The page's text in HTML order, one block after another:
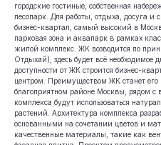
городские гостиные, собственная
лесопарк. Для работы, отдыха, досуга и
бизнес-квартал, самый высокий в
парковая зона и аквапарк в рамках
жилой комплекс. ЖК возводится по
Отдыхай), здесь будет всё
доступности от ЖК строится бизнес-
центром. Преимуществом ЖК станет его
благоприятном районе Москвы, рядом с
комплекса будут использоваться
растений. Архитектура комплекса
основанными на сочетании цветов и
качественные материалы, такие как